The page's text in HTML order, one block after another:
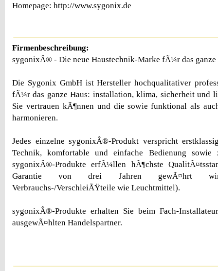
Homepage: http://www.sygonix.de
Firmenbeschreibung:
sygonixÂ® - Die neue Haustechnik-Marke fÃ¼r das ganze
Die Sygonix GmbH ist Hersteller hochqualitativer
fÃ¼r das ganze Haus: installation, klima, sicherheit und
Sie vertrauen kÃ¶nnen und die sowie funktional als
harmonieren.
Jedes einzelne sygonixÂ®-Produkt verspricht
Technik, komfortable und einfache Bedienung sowie
sygonixÂ®-Produkte erfÃ¼llen hÃ¶chste
Garantie von drei Jahren gewÃ¤hrt wird
Verbrauchs-/VerschleiÃŸteile wie Leuchtmittel).
sygonixÂ®-Produkte erhalten Sie beim Fach-
ausgewÃ¤hlten Handelspartner.